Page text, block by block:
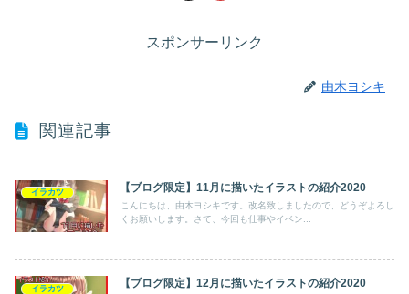
スポンサーリンク
由木ヨシキ
関連記事
イラカツ 【ブログ限定】11月に描いたイラストの紹介2020
こんにちは、由木ヨシキです。改名致しましたので、どうぞよろし
くお願いします。さて、今回も仕事やイベン...
イラカツ 【ブログ限定】12月に描いたイラストの紹介2020